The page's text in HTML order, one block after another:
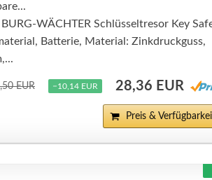
WÄCHTER Schlüsseltresor Key
Batterie, Material: Zinkdruckguss,
EUR −10,14 EUR 28,36 EUR
Preis &